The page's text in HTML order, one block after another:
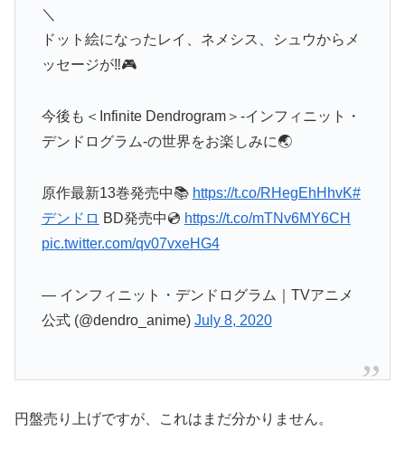
＼
ドット絵になったレイ、ネメシス、シュウからメ
ッセージが‼🎮
今後も＜Infinite Dendrogram＞-インフィニット・
デンドログラム-の世界をお楽しみに🌏
原作最新13巻発売中📚 https://t.co/RHegEhHhvK#
デンドロ BD発売中💿 https://t.co/mTNv6MY6CH
pic.twitter.com/qv07vxeHG4
— インフィニット・デンドログラム｜TVアニメ
公式 (@dendro_anime) July 8, 2020
円盤売り上げですが、これはまだ分かりません。